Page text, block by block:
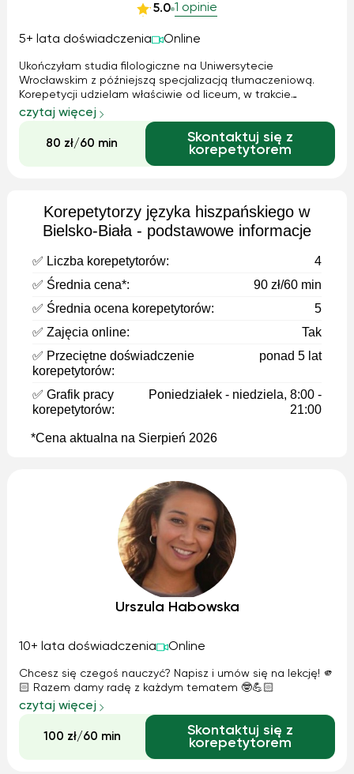
5.0 1 opinie
5+ lata doświadczenia Online
Ukończyłam studia filologiczne na Uniwersytecie
Wrocławskim z późniejszą specjalizacją tłumaczeniową.
Korepetycji udzielam właściwie od liceum, w trakcie
studiów pracowałam też w szkole językowej, gdzie
poznałam bardzo różne metody nauczania. Mieszkałam
również za granicą, zarówno w Hiszpanii, jak i...
czytaj więcej
80 zł/60 min
Skontaktuj się z
korepetytorem
Korepetytorzy języka hiszpańskiego w
Bielsko-Biała - podstawowe informacje
✅ Liczba korepetytorów:
4
✅ Średnia cena*:
90 zł/60 min
✅ Średnia ocena korepetytorów:
5
✅ Zajęcia online:
Tak
✅ Przeciętne doświadczenie
korepetytorów:
ponad 5 lat
✅ Grafik pracy
korepetytorów:
Poniedziałek - niedziela, 8:00 -
21:00
*Cena aktualna na Sierpień 2026
Urszula Habowska
10+ lata doświadczenia Online
Chcesz się czegoś nauczyć? Napisz i umów się na lekcję! 🫵
🏻 Razem damy radę z każdym tematem 🤓💪🏻
czytaj więcej
100 zł/60 min
Skontaktuj się z
korepetytorem